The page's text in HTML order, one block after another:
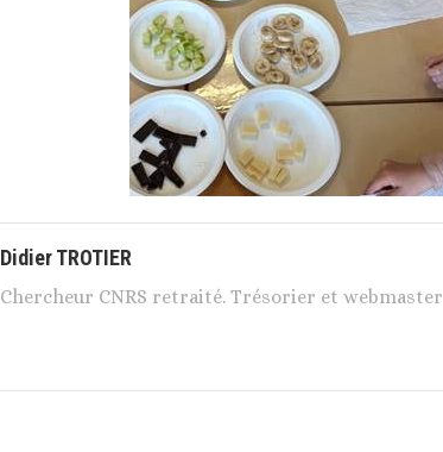
Didier TROTIER
Chercheur CNRS retraité. Trésorier et webmaster